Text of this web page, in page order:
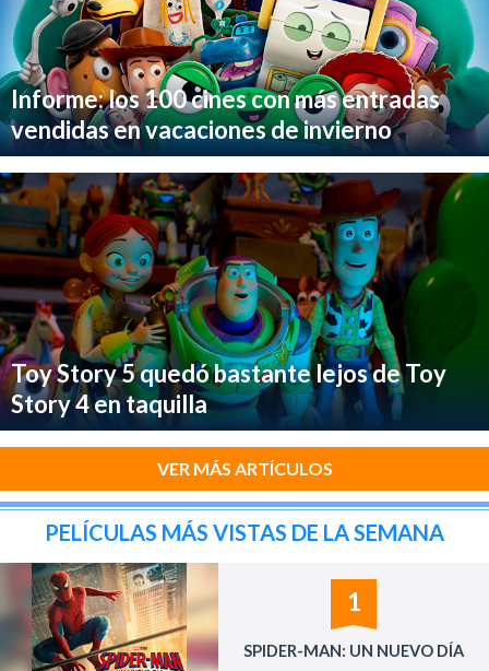
Informe: los 100 cines con más entradas
vendidas en vacaciones de invierno
Toy Story 5 quedó bastante lejos de Toy
Story 4 en taquilla
VER MÁS ARTÍCULOS
PELÍCULAS MÁS VISTAS DE LA SEMANA
1
SPIDER-MAN: UN NUEVO DÍA